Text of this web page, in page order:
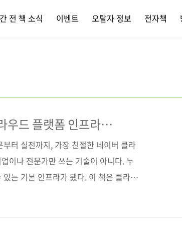
전 책 소식 이벤트 오탈자 정보 전자책
우드 플랫폼 인프라
터 실전까지, 가장 친절한 네이버 클라
이나 전문가만 쓰는 기술이 아니다. 누
는 기본 인프라가 됐다. 이 책은 클라우
국내 환경에서는 네이버 클라우드 플랫